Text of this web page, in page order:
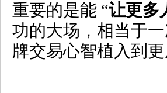
重要的是能 “让更多
功的大场，相当于
牌交易心智植入到